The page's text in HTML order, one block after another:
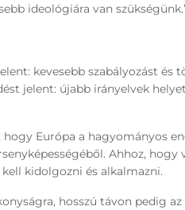
ideológiára van
kevesebb szabályozást és
jelent: újabb irányelvek
Európa a hagyományos
Ahhoz, hogy
kidolgozni és alkalmazni.
hosszú távon pedig